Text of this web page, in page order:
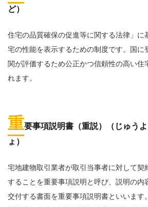
ど）
住宅の品質確保の促進等に関する法律」に
宅の性能を表示するための制度です。国に
関が評価するため公正かつ信頼性の高い住
れます。
重要事項説明書（重説）（じゅう
ょ）
宅地建物取引業者が取引当事者に対して契
することを重要事項説明と呼び、説明の内
交付する書面を重要事項説明書といいます